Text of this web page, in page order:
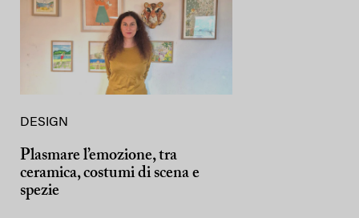
DESIGN
Plasmare l’emozione, tra
ceramica, costumi di scena e
spezie